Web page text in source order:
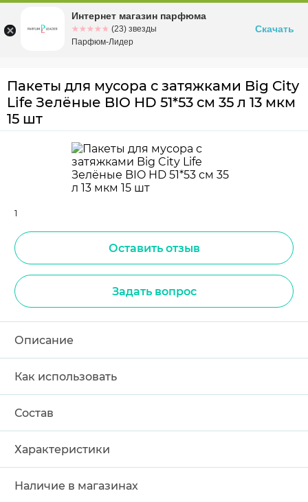
Омскул. Заозерная, 11, к. 1
Пакеты для мусора с затяжками Big City
Life Зелёные BIO HD 51*53 см 35 л 13 мкм
15 шт
1
Оставить отзыв
Задать вопрос
Описание
Как использовать
Состав
Характеристики
Наличие в магазинах
Интернет магазин парфюма
☆☆☆☆☆
★★★★★ (23) звезды
Парфюм-Лидер
Скачать